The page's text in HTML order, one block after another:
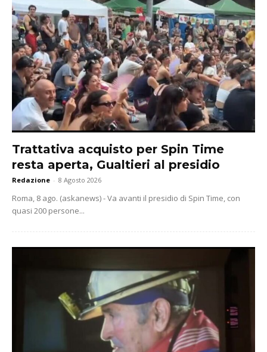
Trattativa acquisto per Spin Time
resta aperta, Gualtieri al presidio
Redazione - 8 Agosto 2026
Roma, 8 ago. (askanews) - Va avanti il presidio di Spin Time, con
quasi 200 persone...